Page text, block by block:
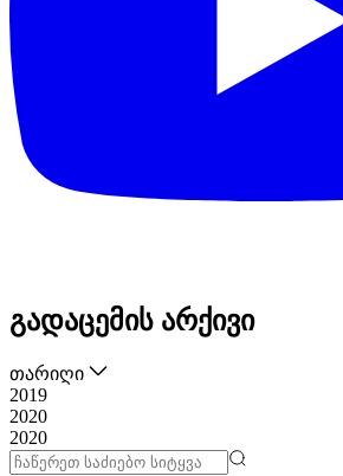
გადაცემის არქივი
თარიღი
2019
2020
2020